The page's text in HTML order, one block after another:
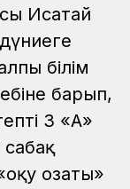
Исатай
білім
барып,
3 «А»
озаты»